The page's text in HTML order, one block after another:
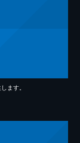
ます。